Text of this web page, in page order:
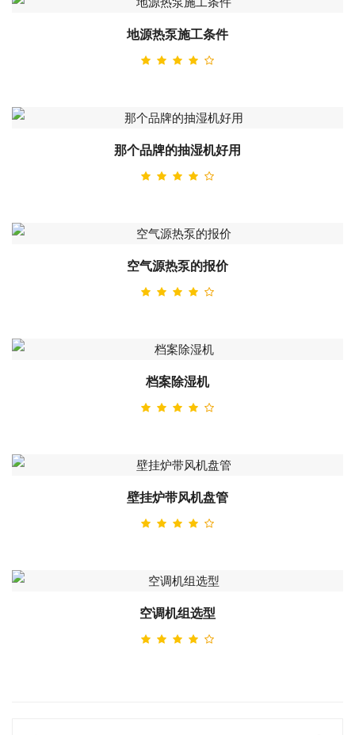
地源热泵施工条件
那个品牌的抽湿机好用
空气源热泵的报价
档案除湿机
壁挂炉带风机盘管
空调机组选型